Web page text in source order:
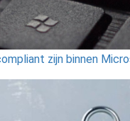
zijn binnen